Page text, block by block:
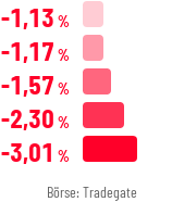
-1,13 %
-1,17 %
-1,57 %
-2,30 %
-3,01 %
Börse: Tradegate